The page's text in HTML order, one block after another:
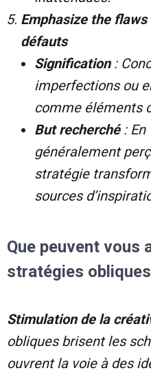
Emphasize the
défauts
Signification:
imperfections ou
comme éléments
But recherché: En
généralement
stratégie
sources
Que peuvent vous
stratégies
Stimulation de la
obliques brisent les
ouvrent la voie à des